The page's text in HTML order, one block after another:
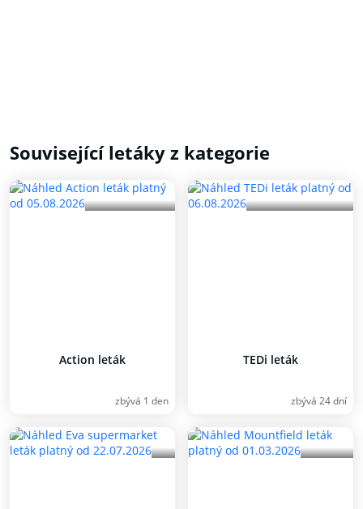
Související letáky z kategorie
Action leták
zbývá 1 den
TEDi leták
zbývá 24 dní